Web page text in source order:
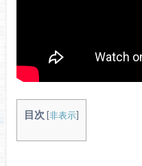
目次 [非表示]